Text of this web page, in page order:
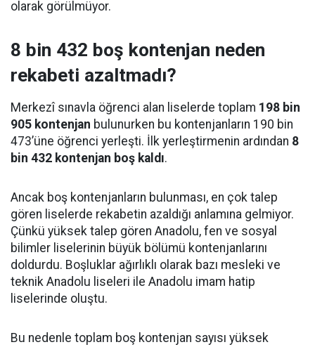
olarak görülmüyor.
8 bin 432 boş kontenjan neden
rekabeti azaltmadı?
Merkezî sınavla öğrenci alan liselerde toplam 198 bin
905 kontenjan bulunurken bu kontenjanların 190 bin
473’üne öğrenci yerleşti. İlk yerleştirmenin ardından 8
bin 432 kontenjan boş kaldı.
Ancak boş kontenjanların bulunması, en çok talep
gören liselerde rekabetin azaldığı anlamına gelmiyor.
Çünkü yüksek talep gören Anadolu, fen ve sosyal
bilimler liselerinin büyük bölümü kontenjanlarını
doldurdu. Boşluklar ağırlıklı olarak bazı mesleki ve
teknik Anadolu liseleri ile Anadolu imam hatip
liselerinde oluştu.
Bu nedenle toplam boş kontenjan sayısı yüksek